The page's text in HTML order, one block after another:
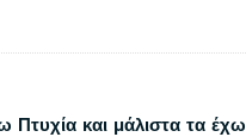
και μάλιστα τα έχω